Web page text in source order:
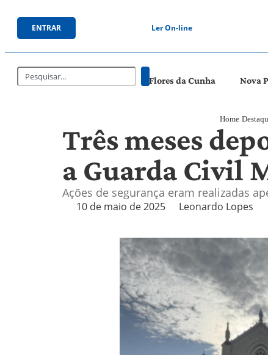
ENTRAR Ler On-line
Flores da Cunha Nova
Home
Três meses
a Guarda Civil
Ações de segurança eram realizadas
10 de maio de 2025 Leonardo Lopes